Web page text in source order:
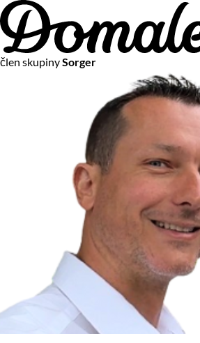
člen skupinySorger
Na vašom súkromí nám záleží
Chceme vám neustále poskytovať tie
Vzhľadom k platnej legislatíve od vás
s používaním súborov cookies.
Viac o personalizácii a meraní
Aby sme vedeli, čo sa deje na
vám mohli prispôsobiť ponuky na mieru
používame cookies a taktiežslužby
Čo sú cookies?
Cookies sú malé textové súbory, ktoré
webovými stránkami, aby zefektívnili
Vďaka cookies vám môžeme ponúkať
naozaj hľadáte a chcete nájsť.
Kedykoľvek sa môžete slobodne
používania cookies chcete umožniť.
Zákon uvádza, že môžeme ukladať
zariadení, pokiaľ sú nevyhnutne nutné